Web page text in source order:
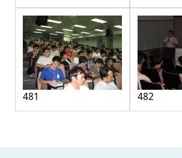
481 482